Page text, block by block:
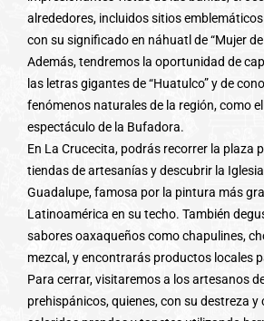
alrededores, incluidos sitios
con su significado en náhuatl de “Mujer
Además, tendremos la oportunidad de
las letras gigantes de “Huatulco” y de
fenómenos naturales de la región, como
espectáculo de la Bufadora.
En La Crucecita, podrás recorrer la plaza
tiendas de artesanías y descubrir la
Guadalupe, famosa por la pintura más
Latinoamérica en su techo. También
sabores oaxaqueños como chapulines,
mezcal, y encontrarás productos locales
Para cerrar, visitaremos a los artesanos
prehispánicos, quienes, con su destreza